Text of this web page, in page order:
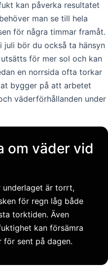
kan påverka resultatet
man se till hela
för några timmar framåt.
juli bör du också ta hänsyn
för mer sol och kan
en norrsida ofta torkar
bygger på att arbetet
väderförhållanden under
om väder vid
underlaget är torrt,
för regn låg både
torktiden. Även
kan försämra
för sent på dagen.